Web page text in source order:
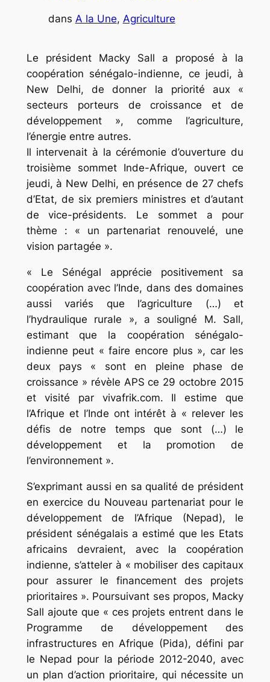
dans A la Une, Agriculture
Le président Macky Sall a proposé à la
coopération sénégalo-indienne, ce jeudi, à
New Delhi, de donner la priorité aux «
secteurs porteurs de croissance et de
développement », comme l’agriculture,
l’énergie entre autres.
Il intervenait à la cérémonie d’ouverture du
troisième sommet Inde-Afrique, ouvert ce
jeudi, à New Delhi, en présence de 27 chefs
d’Etat, de six premiers ministres et d’autant
de vice-présidents. Le sommet a pour
thème : « un partenariat renouvelé, une
vision partagée ».
« Le Sénégal apprécie positivement sa
coopération avec l’Inde, dans des domaines
aussi variés que l’agriculture (…) et
l’hydraulique rurale », a souligné M. Sall,
estimant que la coopération sénégalo-
indienne peut « faire encore plus », car les
deux pays « sont en pleine phase de
croissance » révèle APS ce 29 octobre 2015
et visité par vivafrik.com. Il estime que
l’Afrique et l’Inde ont intérêt à « relever les
défis de notre temps que sont (…) le
développement et la promotion de
l’environnement ».
S’exprimant aussi en sa qualité de président
en exercice du Nouveau partenariat pour le
développement de l’Afrique (Nepad), le
président sénégalais a estimé que les Etats
africains devraient, avec la coopération
indienne, s’atteler à « mobiliser des capitaux
pour assurer le financement des projets
prioritaires ». Poursuivant ses propos, Macky
Sall ajoute que « ces projets entrent dans le
Programme de développement des
infrastructures en Afrique (Pida), défini par
le Nepad pour la période 2012-2040, avec
un plan d’action prioritaire, qui nécessite un